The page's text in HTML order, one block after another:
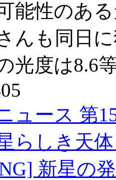
能性のあ
んも同日
光度は8.6
ュース 第
らしき天
新星の